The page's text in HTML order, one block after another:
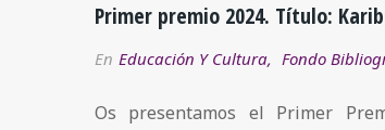
Primer premio 2024. Título:
En Educación Y Cultura, Fondo
Os presentamos el Primer